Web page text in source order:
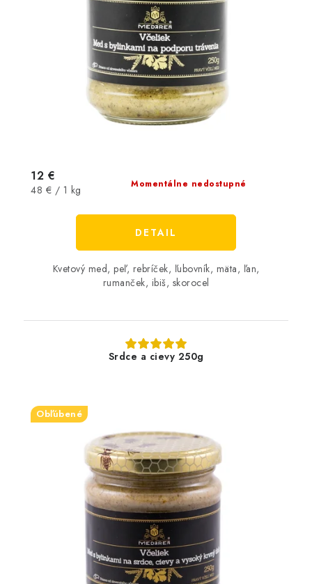
Momentálne nedostupné
12 €
Jednotková
48 € / 1 kg
DETAIL
Kvetový med, peľ, rebríček, ľubovník, mäta, ľan,
rumanček, ibiš, skorocel
Srdce a cievy 250g
Obľúbené